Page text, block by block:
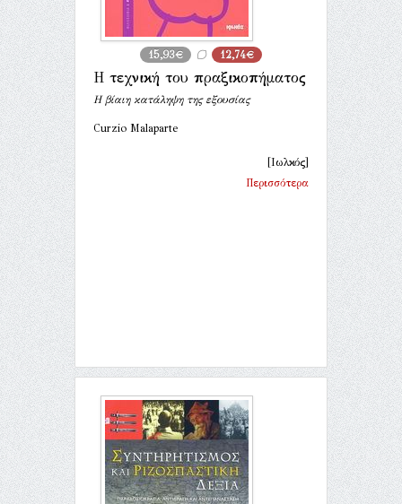
15,93€ 12,74€
Η τεχνική του πραξικοπήματος
Η βίαιη κατάληψη της εξουσίας
Curzio Malaparte
[Ιωλκός]
Περισσότερα